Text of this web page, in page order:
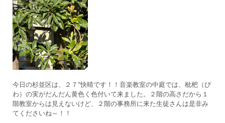
今日の杉並区は、２７°快晴です！！音楽教室の中庭では、枇杷（び
わ）の実がだんだん黄色く色付いて来ました。２階の高さだから１
階教室からは見えないけど、２階の事務所に来た生徒さんは是非み
てくださいね～！！